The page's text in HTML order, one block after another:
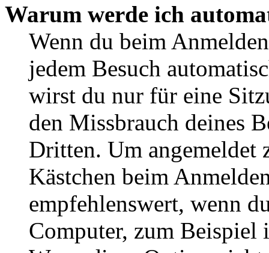
Warum werde ich
Wenn du beim
jedem Besuch
wirst du nur für eine
den Missbrauch deines
Dritten. Um angemeldet
Kästchen beim
empfehlenswert, wenn
Computer, zum Beispiel